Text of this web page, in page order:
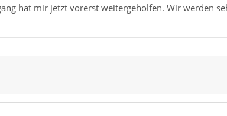
hat mir jetzt vorerst weitergeholfen. Wir werden